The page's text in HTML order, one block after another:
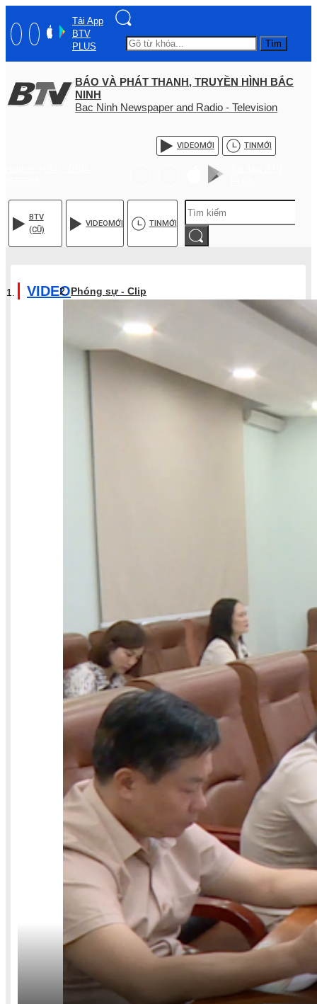
Tải App
BTV
PLUS
Tìm
BÁO VÀ PHÁT THANH, TRUYỀN HÌNH BẮC
NINH
Bac Ninh Newspaper and Radio - Television
VIDEOMỚI TINMỚI
BTV
(CŨ)
VIDEOMỚI TINMỚI
VIDEOPhóng sự - Clip